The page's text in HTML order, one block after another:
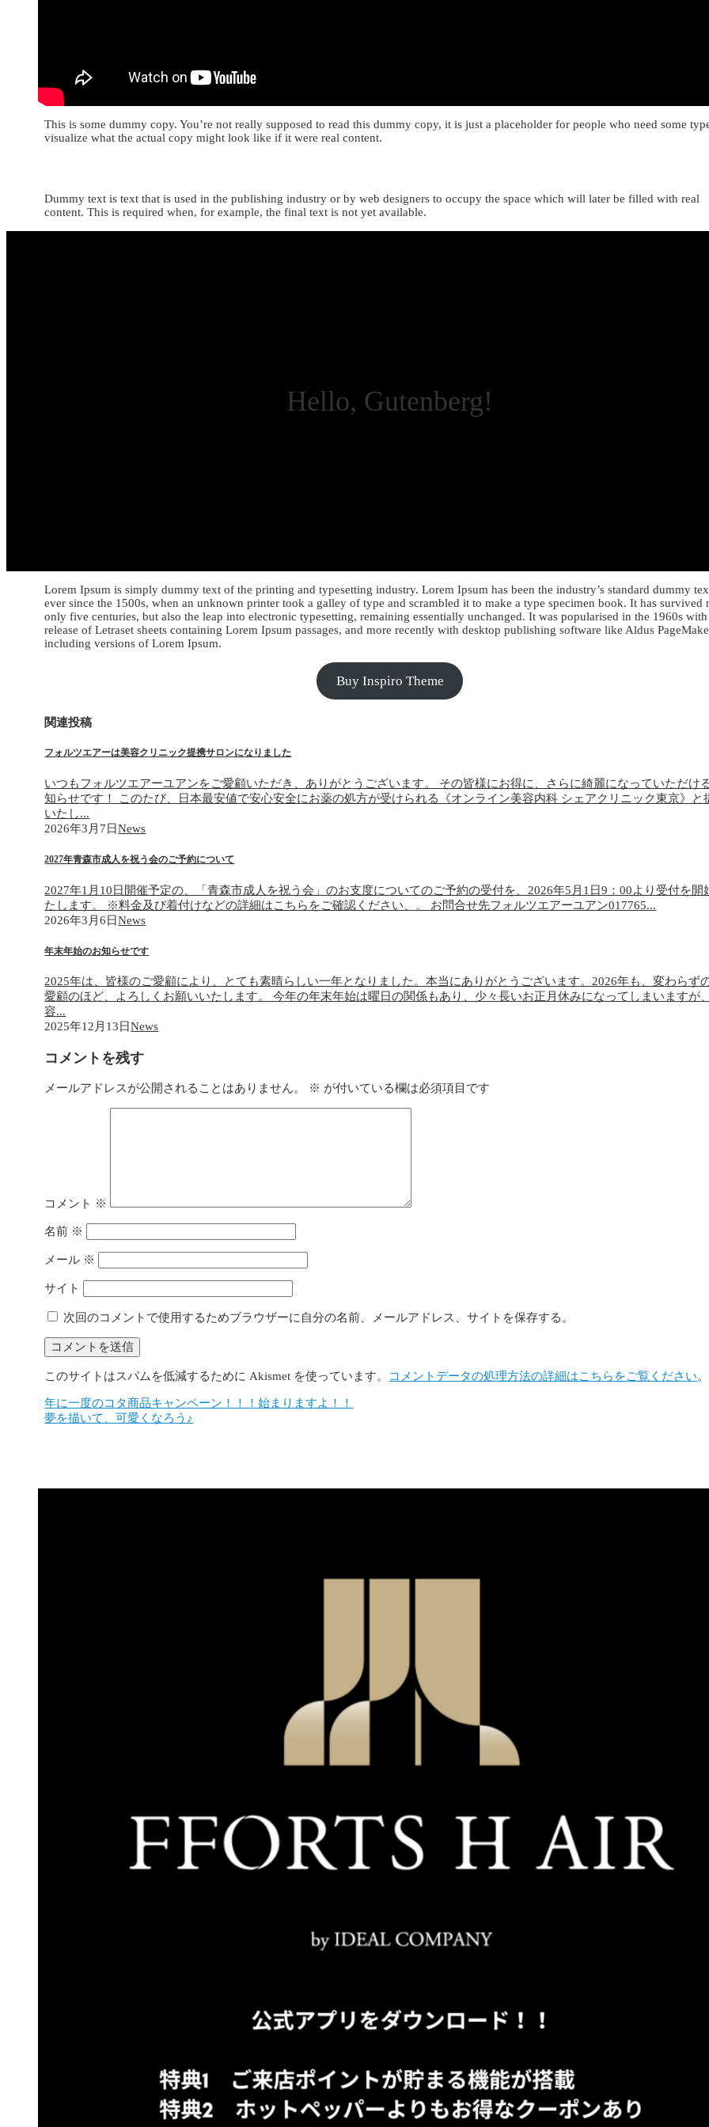
This is some dummy copy. You’re not really supposed to read this dummy copy, it is just a placeholder for people who need some
visualize what the actual copy might look like if it were real content.
Dummy text is text that is used in the publishing industry or by web designers to occupy the space which will later be filled with real
content. This is required when, for example, the final text is not yet available.
Hello, Gutenberg!
Lorem Ipsum is simply dummy text of the printing and typesetting industry. Lorem Ipsum has been the industry’s standard dummy
ever since the 1500s, when an unknown printer took a galley of type and scrambled it to make a type specimen book. It has survived
only five centuries, but also the leap into electronic typesetting, remaining essentially unchanged. It was popularised in the 1960s
release of Letraset sheets containing Lorem Ipsum passages, and more recently with desktop publishing software like Aldus
including versions of Lorem Ipsum.
Buy Inspiro Theme
関連投稿
フォルツエアーは美容クリニック提携サロンになりました
いつもフォルツエアーユアンをご愛顧いただき、ありがとうございます。 その皆様にお得に、さらに綺麗になっていただけ
知らせです！ このたび、日本最安値で安心安全にお薬の処方が受けられる《オンライン美容内科 シェアクリニック東京》と
いたし...
2026年3月7日News
2027年青森市成人を祝う会のご予約について
2027年1月10日開催予定の、「青森市成人を祝う会」のお支度についてのご予約の受付を、2026年5月1日9：00より受付を開
たします。 ※料金及び着付けなどの詳細はこちらをご確認ください、。 お問合せ先フォルツエアーユアン017765...
2026年3月6日News
年末年始のお知らせです
2025年は、皆様のご愛顧により、とても素晴らしい一年となりました。本当にありがとうございます。2026年も、変わらず
愛顧のほど、よろしくお願いいたします。 今年の年末年始は曜日の関係もあり、少々長いお正月休みになってしまいますが
容...
2025年12月13日News
コメントを残す
メールアドレスが公開されることはありません。 ※ が付いている欄は必須項目です
コメント ※
名前 ※
メール ※
サイト
次回のコメントで使用するためブラウザーに自分の名前、メールアドレス、サイトを保存する。
このサイトはスパムを低減するために Akismet を使っています。 コメントデータの処理方法の詳細はこちらをご覧ください。
投
年に一度のコタ商品キャンペーン！！！始まりますよ！！
夢を描いて、可愛くなろう♪